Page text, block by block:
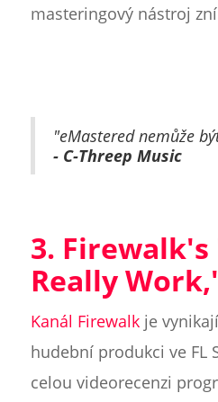
masteringový nástroj
"eMastered nemůže
- C-Threep Music
3.
Really
Kanál Firewalkje
hudební produkci ve FL
celou videorecenzi